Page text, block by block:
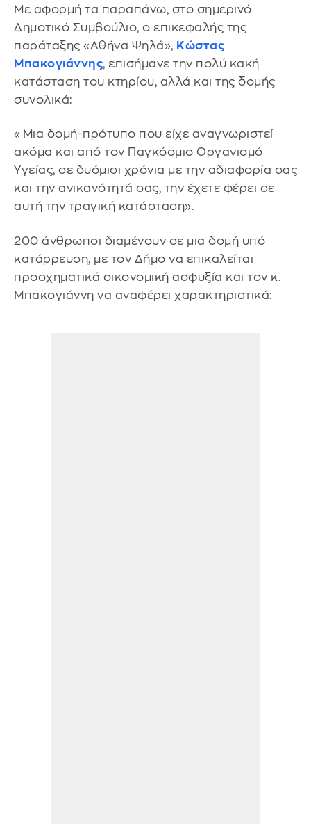
Με αφορμή τα παραπάνω, στο σημερινό
Δημοτικό Συμβούλιο, ο επικεφαλής της
παράταξης «Αθήνα Ψηλά», Κώστας
Μπακογιάννης, επισήμανε την πολύ κακή
κατάσταση του κτηρίου, αλλά και της δομής
συνολικά:
«Μια δομή-πρότυπο που είχε αναγνωριστεί
ακόμα και από τον Παγκόσμιο Οργανισμό
Υγείας, σε δυόμισι χρόνια με την αδιαφορία σας
και την ανικανότητά σας, την έχετε φέρει σε
αυτή την τραγική κατάσταση».
200 άνθρωποι διαμένουν σε μια δομή υπό
κατάρρευση, με τον Δήμο να επικαλείται
προσχηματικά οικονομική ασφυξία και τον κ.
Μπακογιάννη να αναφέρει χαρακτηριστικά: